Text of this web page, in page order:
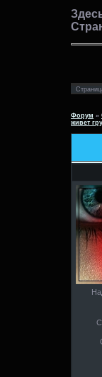
Форум »
живет